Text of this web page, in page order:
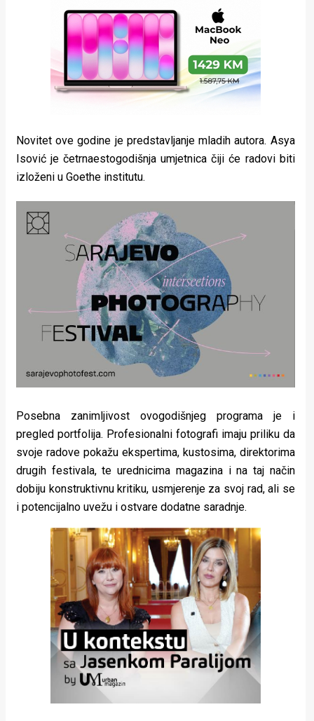
Novitet ove godine je predstavljanje mladih autora. Asya
Isović je četrnaestogodišnja umjetnica čiji će radovi biti
izloženi u Goethe institutu.
Posebna zanimljivost ovogodišnjeg programa je i
pregled portfolija. Profesionalni fotografi imaju priliku da
svoje radove pokažu ekspertima, kustosima, direktorima
drugih festivala, te urednicima magazina i na taj način
dobiju konstruktivnu kritiku, usmjerenje za svoj rad, ali se
i potencijalno uvežu i ostvare dodatne saradnje.